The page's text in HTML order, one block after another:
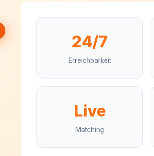
24/7
Erreichbarkeit
Live
Matching